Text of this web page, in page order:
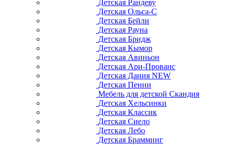
Детская Рандеву
Детская Ольса-С
Детская Бейли
Детская Рауна
Детская Бридж
Детская Кымор
Детская Авиньон
Детская Ари-Прованс
Детская Дания NEW
Детская Пенни
Мебель для детской Скандия
Детская Хельсинки
Детская Классик
Детская Сиело
Детская Лебо
Детская Брамминг